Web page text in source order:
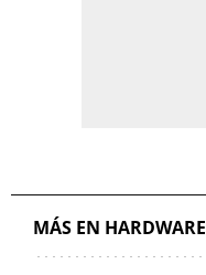
MÁS EN HARDWARE